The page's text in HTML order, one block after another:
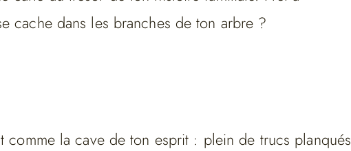
cache dans les branches de ton arbre ?
comme la cave de ton esprit : plein de trucs planqués